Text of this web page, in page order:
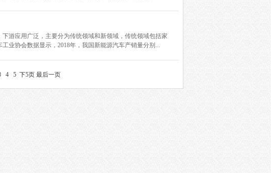
游应用广泛，主要分为传统领域和新领域，传统领域包括家
业协会数据显示，2018年，我国新能源汽车产销量分别...
4 5 下5页 最后一页